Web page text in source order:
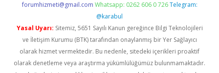
forumhizmeti@gmail.com Whatsapp: 0262 606 0 726 Telegram:
@karabul
Yasal Uyarı: Sitemiz, 5651 Sayılı Kanun gereğince Bilgi Teknolojileri
ve İletişim Kurumu (BTK) tarafından onaylanmış bir Yer Sağlayıcı
olarak hizmet vermektedir. Bu nedenle, sitedeki içerikleri proaktif
olarak denetleme veya araştırma yükümlülüğümüz bulunmamaktadır.